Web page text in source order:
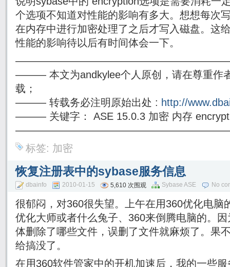
个选项不知道对性能的影响有多大。想想每次
在内存中进行加密处理了之后才写入磁盘。这
性能的影响待以后有时间体会一下。
——— 本文为andkylee个人原创，请在尊重作
载；
——— 转载务必注明原始出处 : http://
——— 关键字： ASE 15.0.3 加密 内存
标签: 加密
恢复注册表中的sybase服务信息
dbainfo 2010-01-15 5,610 次围观 Sybase ASE No
很郁闷，对360很失望。上午在用360优化电脑
优化大师或者什么兔子、360来倒腾电脑的。
体删除了哪些文件，误删了文件就麻烦了。果
给搞没了。
在用360软件管家中的开机加速后，我的一些